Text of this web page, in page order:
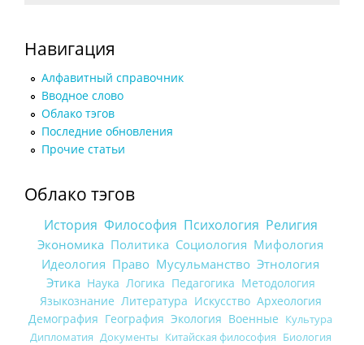
Навигация
Алфавитный справочник
Вводное слово
Облако тэгов
Последние обновления
Прочие статьи
Облако тэгов
История Философия Психология Религия
Экономика Политика Социология Мифология
Идеология Право Мусульманство Этнология
Этика Наука Логика Педагогика Методология
Языкознание Литература Искусство Археология
Демография География Экология Военные Культура
Дипломатия Документы Китайская философия Биология